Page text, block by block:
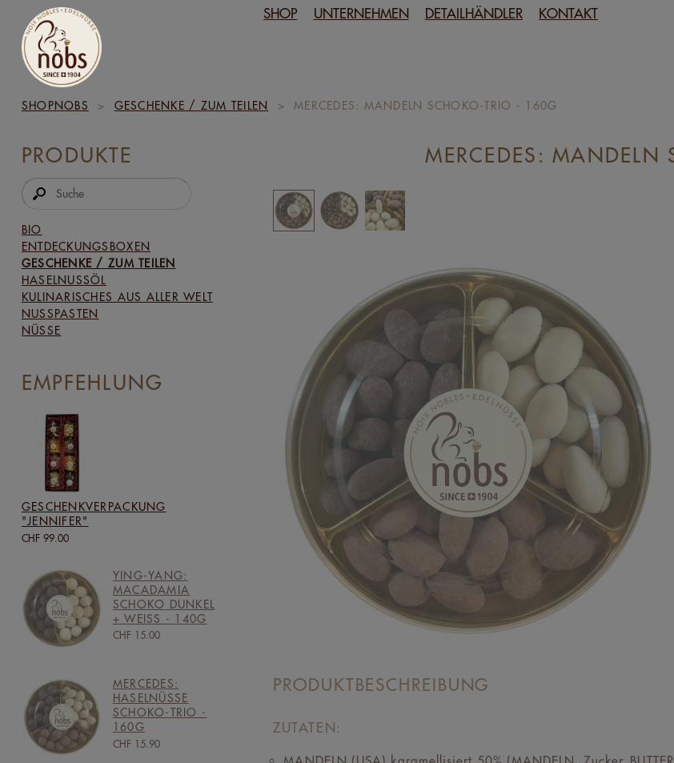
SHOP UNTERNEHMEN DETAILHÄNDLER KONTAKT
SHOPNOBS > GESCHENKE / ZUM TEILEN > MERCEDES: MANDELN SCHOKO-TRIO - 160G
PRODUKTE
BIO
ENTDECKUNGSBOXEN
GESCHENKE / ZUM TEILEN
HASELNUSSÖL
KULINARISCHES AUS ALLER WELT
NUSSPASTEN
NÜSSE
EMPFEHLUNG
GESCHENKVERPACKUNG
"JENNIFER"
CHF 99.00
YING-YANG:
MACADAMIA
SCHOKO DUNKEL
+ WEISS - 140G
CHF 15.00
MERCEDES:
HASELNÜSSE
SCHOKO-TRIO -
160G
CHF 15.90
MERCEDES:
PRODUKTBESCHREIBUNG
ZUTATEN: